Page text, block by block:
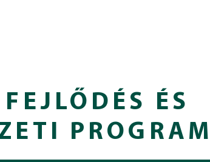
ÉS
PROGRAM